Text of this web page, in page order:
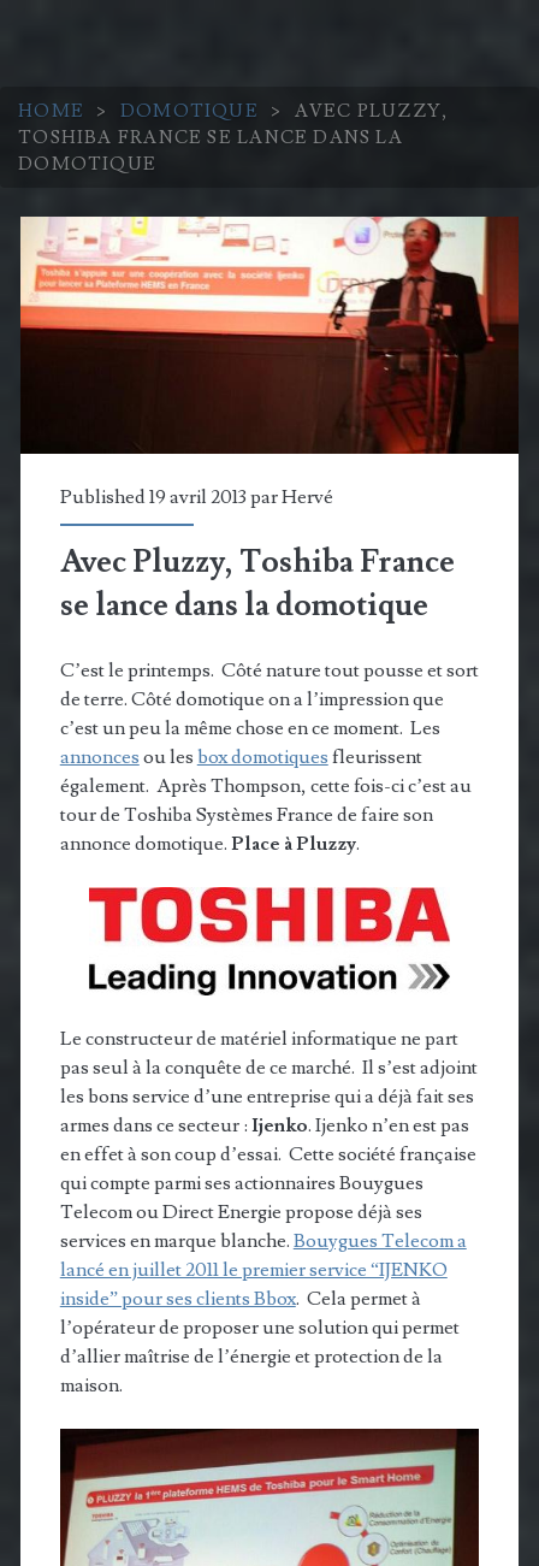
HOME > DOMOTIQUE >
AVEC PLUZZY,
TOSHIBA FRANCE SE LANCE DANS LA
DOMOTIQUE
Published 19 avril 2013 parHervé
Avec Pluzzy, Toshiba France
se lance dans la domotique
C’est le printemps. Côté nature tout pousse et sort
de terre. Côté domotique on a l’impression que
c’est un peu la même chose en ce moment. Les
annonces ou les box domotiques fleurissent
également. Après Thompson, cette fois-ci c’est au
tour de Toshiba Systèmes France de faire son
annonce domotique. Place à Pluzzy.
Le constructeur de matériel informatique ne part
pas seul à la conquête de ce marché. Il s’est adjoint
les bons service d’une entreprise qui a déjà fait ses
armes dans ce secteur : Ijenko. Ijenko n’en est pas
en effet à son coup d’essai. Cette société française
qui compte parmi ses actionnaires Bouygues
Telecom ou Direct Energie propose déjà ses
services en marque blanche. Bouygues Telecom a
lancé en juillet 2011 le premier service “IJENKO
inside” pour ses clients Bbox. Cela permet à
l’opérateur de proposer une solution qui permet
d’allier maîtrise de l’énergie et protection de la
maison.